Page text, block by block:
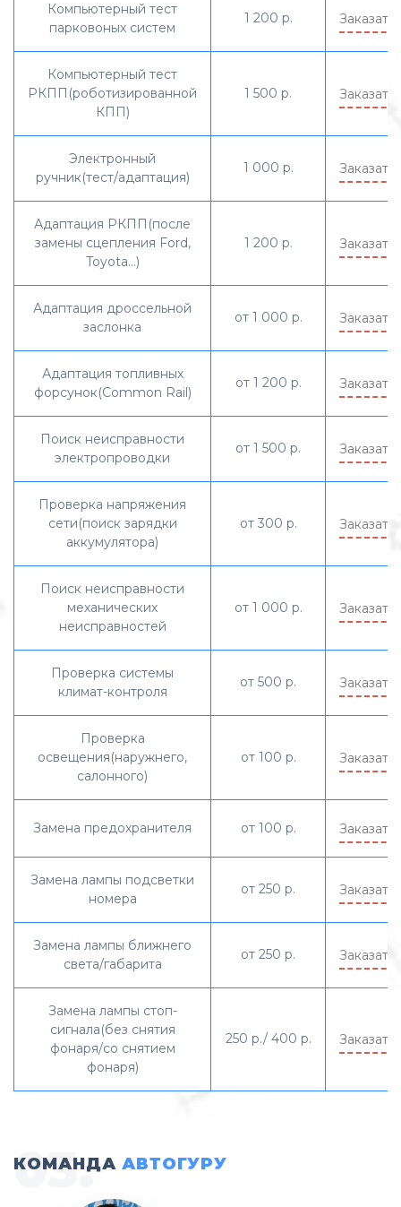
Компьютерный тест
парковоных систем
1 200 р. Заказать
Компьютерный тест
РКПП(роботизированной
КПП)
1 500 р. Заказать
Электронный
ручник(тест/адаптация)
1 000 р. Заказать
Адаптация РКПП(после
замены сцепления Ford,
Toyota...)
1 200 р. Заказать
Адаптация дроссельной
заслонка
от 1 000 р. Заказать
Адаптация топливных
форсунок(Common Rail)
от 1 200 р. Заказать
Поиск неисправности
электропроводки
от 1 500 р. Заказать
Проверка напряжения
сети(поиск зарядки
аккумулятора)
от 300 р. Заказать
Поиск неисправности
механических
неисправностей
от 1 000 р. Заказать
Проверка системы
климат-контроля
от 500 р. Заказать
Проверка
освещения(наружнего,
салонного)
от 100 р. Заказать
Замена предохранителя от 100 р. Заказать
Замена лампы подсветки
номера
от 250 р. Заказать
Замена лампы ближнего
света/габарита
от 250 р. Заказать
Замена лампы стоп-
сигнала(без снятия
фонаря/со снятием
фонаря)
250 р./ 400 р. Заказать
КОМАНДА АВТОГУРУ